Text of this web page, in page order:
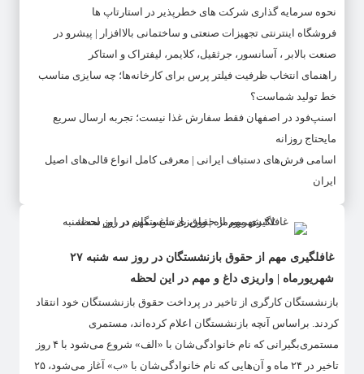
نحوه سرمایه‌ گذاری شرکت‌ های خطرپذیر در استارتاپ ها
فروشگاه اینترنتی تجهیزات صنعتی و ساختمانی بالاافزار | پیشرو در
صنعت بالابر ، آسانسور، جرثقیل، کلایمر، لیفتراک و استاکر
راهنمای انتخاب ظرفیت فیلتر پرس برای کارخانه‌ها؛ چه سایزی مناسب
خط تولید شماست؟
اسنپ‌فود در اصفهان فقط سفارش غذا نیست؛ تجربه ارسال سریع
مایحتاج روزانه
اسامی فرش‌های دستباف ایرانی | معرفی کامل انواع قالی‌های اصیل
ایران
غافلگیری مهم از حقوق بازنشستگان در روز سه شنبه ۲۷
شهریورماه | واریزی داغ و مهم در این لحظه
بازنشستگان کارگری از تاخیر در پرداخت حقوق بازنشستگان خود انتقاد
کردند. براساس آنچه بازنشستگان اعلام کرده‌اند، مستمری
مستمری‌بگیرانی که نام خانوادگی‌شان با «الف» شروع می‌شود با ۴ روز
تاخیر در ۲۴ ماه و آن‌هایی که نام خانوادگی‌شان با «ب» آغاز می‌شود، ۲۵